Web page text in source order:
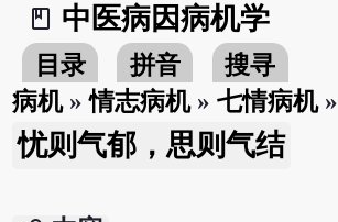
book_2
中医病因病机学
目录 拼音
搜寻
病机»情志病机»七情病机»
忧则气郁，思则气结